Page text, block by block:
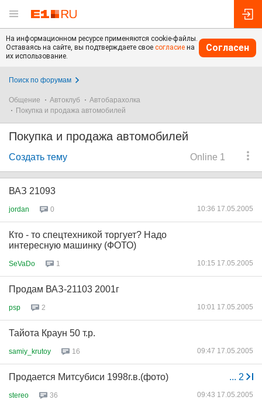
На информационном ресурсе применяются cookie-файлы.
Оставаясь на сайте, вы подтверждаете свое согласие на
их использование.
Согласен
Поиск по форумам
Общение Автоклуб
Автобарахолка
Покупка и продажа автомобилей
Покупка и продажа автомобилей
Online 1
Создать тему
ВАЗ 21093
jordan 0 10:36 17.05.2005
Кто - то спецтехникой торгует? Надо
интересную машинку (ФОТО)
SeVaDo 1 10:15 17.05.2005
Продам ВАЗ-21103 2001г
psp 2 10:01 17.05.2005
Тайота Краун 50 т.р.
samiy_krutoy 16 09:47 17.05.2005
... 2
Продается Митсубиси 1998г.в.(фото)
stereo 36 09:43 17.05.2005